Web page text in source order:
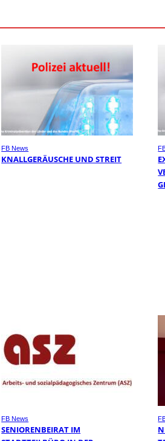
FB News
KNALLGERÄUSCHE UND STREIT
FB News
SENIORENBEIRAT IM